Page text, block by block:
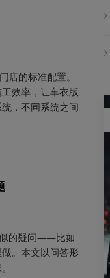
店的标准配置。
效率，让车衣版
，不同系统之间
似的疑问——比如
。本文以问答形